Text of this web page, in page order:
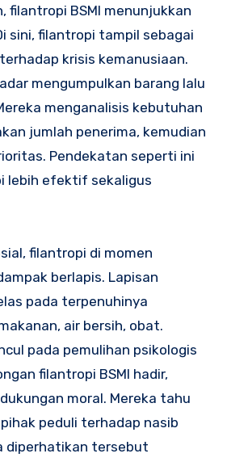
filantropi BSMI menunjukkan
sini, filantropi tampil sebagai
krisis kemanusiaan.
mengumpulkan barang lalu
menganalisis kebutuhan
jumlah penerima, kemudian
Pendekatan seperti ini
lebih efektif sekaligus
filantropi di momen
berlapis. Lapisan
pada terpenuhinya
air bersih, obat.
pada pemulihan psikologis
filantropi BSMI hadir,
moral. Mereka tahu
peduli terhadap nasib
diperhatikan tersebut